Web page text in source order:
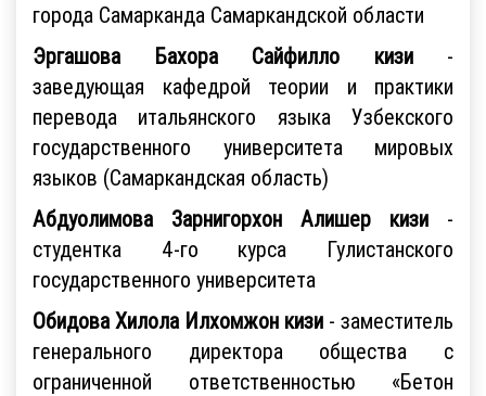
города Самарканда Самаркандской области
Эргашова Бахора Сайфилло кизи-
заведующая кафедрой теории и практики
перевода итальянского языка Узбекского
государственного университета мировых
языков (Самаркандская область)
Абдуолимова Зарнигорхон Алишер кизи -
студентка 4-го курса Гулистанского
государственного университета
Обидова Хилола Илхомжон кизи - заместитель
генерального директора общества с
ограниченной ответственностью «Бетон